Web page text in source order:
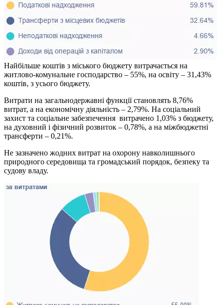
Найбільше коштів з міського бюджету витрачається на
житлово-комунальне господарство – 55%, на освіту – 31,43%
коштів, з усього бюджету.
Витрати на загальнодержавні функції становлять 8,76%
витрат, а на економічну діяльність – 2,79%. На соціальний
захист та соціальне забезпечення витрачено 1,03% з бюджету,
на духовний і фізичний розвиток – 0,78%, а на міжбюджетні
трансферти – 0,21%.
Не зазначено жодних витрат на охорону навколишнього
природного середовища та громадський порядок, безпеку та
судову владу.